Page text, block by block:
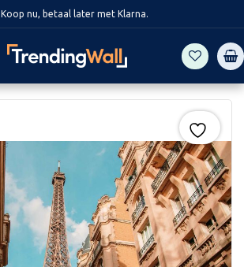
Koop nu, betaal later met Klarna.